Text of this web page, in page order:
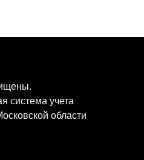
система учета
области